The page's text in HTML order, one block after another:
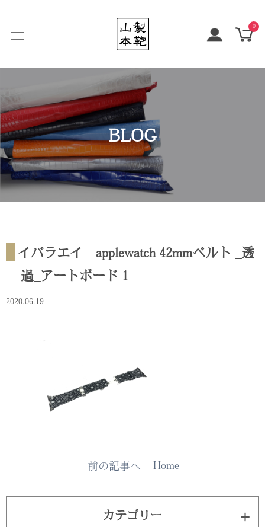
0
BLOG
イバラエイ applewatch 42mmベルト _透
過_アートボード 1
2020.06.19
前の記事へ Home
カテゴリー